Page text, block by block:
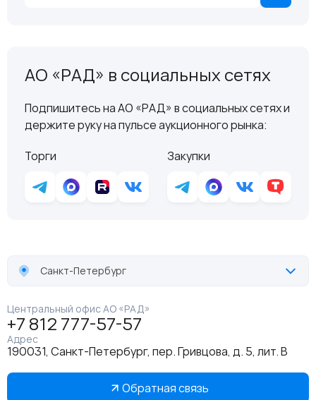
АО «РАД» в социальных сетях
Подпишитесь на АО «РАД» в социальных сетях и
держите руку на пульсе аукционного рынка:
Торги
Закупки
Санкт-Петербург
Центральный офис АО «РАД»
+7 812 777-57-57
Адрес
190031, Санкт-Петербург, пер. Гривцова, д. 5, лит. В
Обратная связь